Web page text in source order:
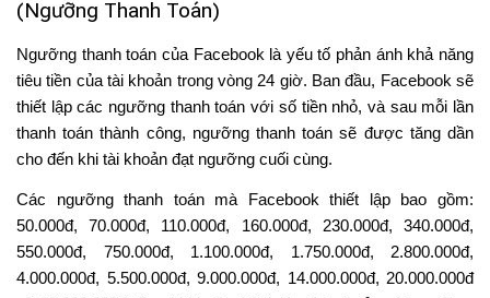
(Ngưỡng Thanh Toán)
Ngưỡng thanh toán của Facebook là yếu tố phản ánh khả năng
tiêu tiền của tài khoản trong vòng 24 giờ. Ban đầu, Facebook sẽ
thiết lập các ngưỡng thanh toán với số tiền nhỏ, và sau mỗi lần
thanh toán thành công, ngưỡng thanh toán sẽ được tăng dần
cho đến khi tài khoản đạt ngưỡng cuối cùng.
Các ngưỡng thanh toán mà Facebook thiết lập bao gồm:
50.000đ, 70.000đ, 110.000đ, 160.000đ, 230.000đ, 340.000đ,
550.000đ, 750.000đ, 1.100.000đ, 1.750.000đ, 2.800.000đ,
4.000.000đ, 5.500.000đ, 9.000.000đ, 14.000.000đ, 20.000.000đ